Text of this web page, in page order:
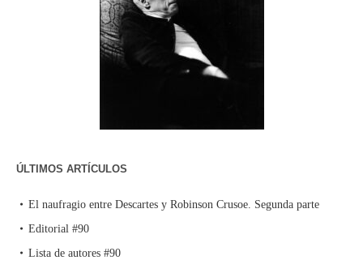
ÚLTIMOS ARTÍCULOS
El naufragio entre Descartes y Robinson Crusoe. Segunda parte
Editorial #90
Lista de autores #90